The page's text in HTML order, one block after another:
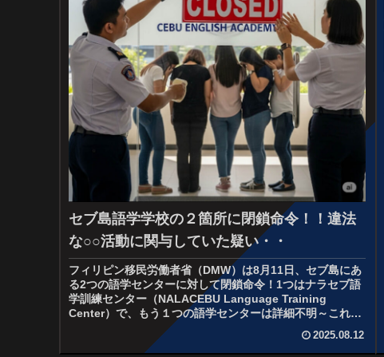
セブ島語学学校の２箇所に閉鎖命令！！違法
な○○活動に関与していた疑い・・
フィリピン移民労働者省（DMW）は8月11日、セブ島にあ
る2つの語学センターに対して閉鎖命令！1つはナラセブ語
学訓練センター（NALACEBU Language Training
Center）で、もう１つの語学センターは詳細不明～これら
2025.08.12